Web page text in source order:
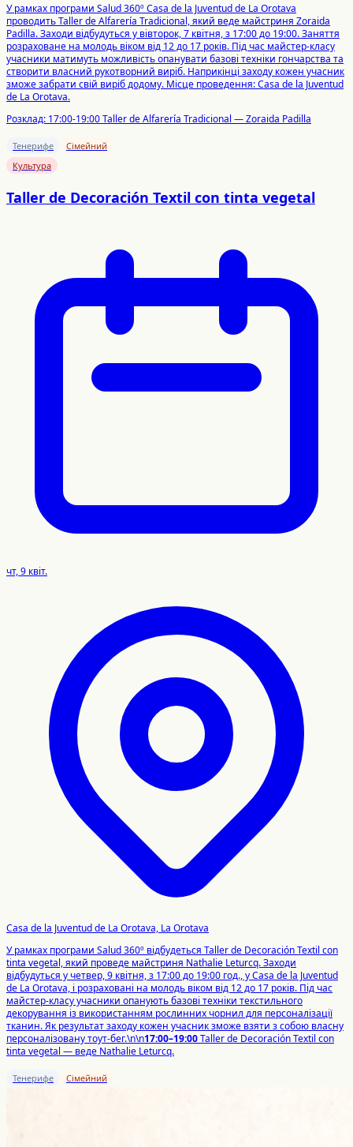
У рамках програми Salud 360º Casa de la Juventud de La Orotava
проводить Taller de Alfarería Tradicional, який веде майстриня Zoraida
Padilla. Заходи відбудуться у вівторок, 7 квітня, з 17:00 до 19:00. Заняття
розраховане на молодь віком від 12 до 17 років. Під час майстер-класу
учасники матимуть можливість опанувати базові техніки гончарства та
створити власний рукотворний виріб. Наприкінці заходу кожен учасник
зможе забрати свій виріб додому. Місце проведення: Casa de la Juventud
de La Orotava.
Розклад: 17:00-19:00 Taller de Alfarería Tradicional — Zoraida Padilla
Тенерифе
Сімейний
Культура
Taller de Decoración Textil con tinta vegetal
чт, 9 квіт.
Casa de la Juventud de La Orotava, La Orotava
У рамках програми Salud 360º відбудеться Taller de Decoración Textil con
tinta vegetal, який проведе майстриня Nathalie Leturcq. Заходи
відбудуться у четвер, 9 квітня, з 17:00 до 19:00 год., у Casa de la Juventud
de La Orotava, і розраховані на молодь віком від 12 до 17 років. Під час
майстер-класу учасники опанують базові техніки текстильного
декорування із використанням рослинних чорнил для персоналізації
тканин. Як результат заходу кожен учасник зможе взяти з собою власну
персоналізовану тоут-бег.\n\n17:00–19:00Taller de Decoración Textil con
tinta vegetal — веде Nathalie Leturcq.
Тенерифе Сімейний